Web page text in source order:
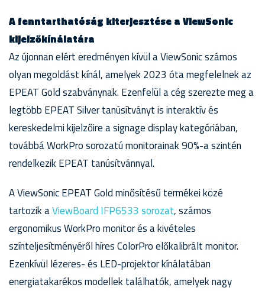
A fenntarthatóság kiterjesztése a ViewSonic
kijelzőkínálatára
Az újonnan elért eredményen kívül a ViewSonic számos
olyan megoldást kínál, amelyek 2023 óta megfelelnek az
EPEAT Gold szabványnak. Ezenfelül a cég szerezte meg a
legtöbb EPEAT Silver tanúsítványt is interaktív és
kereskedelmi kijelzőire a signage display kategóriában,
továbbá WorkPro sorozatú monitorainak 90%-a szintén
rendelkezik EPEAT tanúsítvánnyal.
A ViewSonic EPEAT Gold minősítésű termékei közé
tartozik aViewBoard IFP6533 sorozat, számos
ergonomikus WorkPro monitor és a kivételes
színteljesítményéről híres ColorPro előkalibrált monitor.
Ezenkívül lézeres- és LED-projektor kínálatában
energiatakarékos modellek találhatók, amelyek nagy